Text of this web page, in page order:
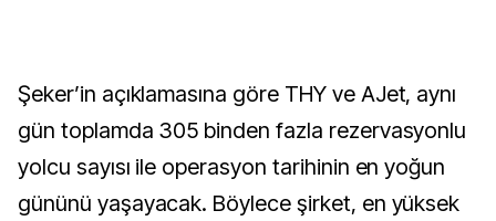
Şeker’in açıklamasına göre THY ve AJet, aynı
gün toplamda 305 binden fazla rezervasyonlu
yolcu sayısı ile operasyon tarihinin en yoğun
gününü yaşayacak. Böylece şirket, en yüksek